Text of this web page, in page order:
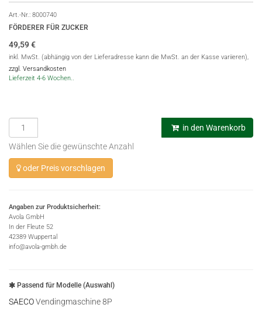
Art.-Nr.: 8000740
FÖRDERER FÜR ZUCKER
49,59€
inkl. MwSt. (abhängig von der Lieferadresse kann die MwSt. an der Kasse variieren),
zzgl. Versandkosten
Lieferzeit 4-6 Wochen..
in den Warenkorb
Wählen Sie die gewünschte Anzahl
oder Preis vorschlagen
Angaben zur Produktsicherheit:
Avola GmbH
In der Fleute 52
42389 Wuppertal
info@avola-gmbh.de
Passend für Modelle (Auswahl)
SAECOVendingmaschine 8P